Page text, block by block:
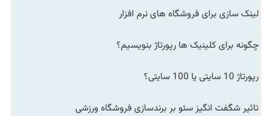
لینک سازی برای فروشگاه های نرم افزار
چگونه برای کلینیک ها رپورتاژ بنویسیم؟
رپورتاژ 10 سایتی یا 100 سایتی؟
تاثیر شگفت انگیز سئو بر برندسازی فروشگاه ورزشی